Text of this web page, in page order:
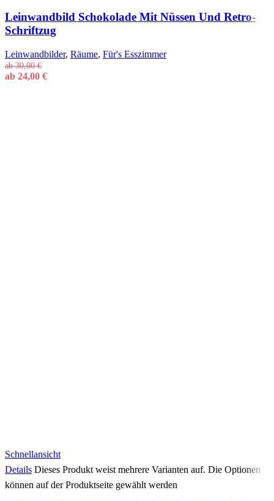
Leinwandbild Schokolade Mit Nüssen Und Retro-
Schriftzug
Leinwandbilder, Räume, Für's Esszimmer
ab30,00€
ab 24,00 €
Schnellansicht
Details Dieses Produkt weist mehrere Varianten auf. Die Optionen
können auf der Produktseite gewählt werden